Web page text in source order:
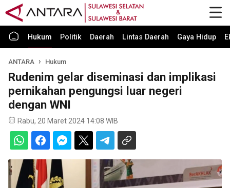
Hukum Politik Daerah Lintas Daerah Gaya Hidup
ANTARA Hukum
Rudenim gelar diseminasi dan implikasi
pernikahan pengungsi luar negeri
dengan WNI
Rabu, 20 Maret 2024 14:08 WIB